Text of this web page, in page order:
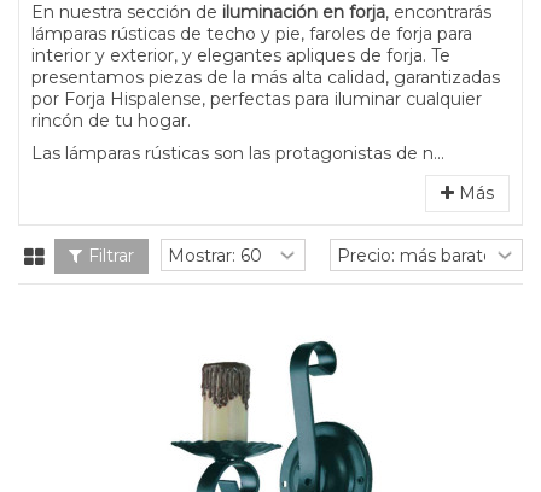
En nuestra sección de iluminación en forja, encontrarás
lámparas rústicas de techo y pie, faroles de forja para
interior y exterior, y elegantes apliques de forja. Te
presentamos piezas de la más alta calidad, garantizadas
por Forja Hispalense, perfectas para iluminar cualquier
rincón de tu hogar.
Las lámparas rústicas son las protagonistas de n...
Más
Filtrar